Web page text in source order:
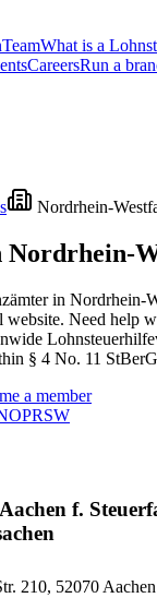
TeamWhat is a
CareersRun a
Nordrhein-
Nordrhein-
in Nordrhein-
website. Need help
§ 4 No. 11
a member
OPRSW
f.
210, 52070 Aachen